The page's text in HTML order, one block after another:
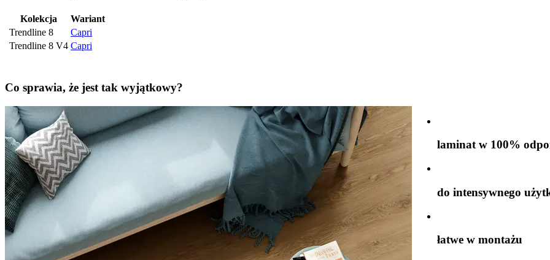
Kolekcja
Wariant
Trendline 8
Capri
Trendline 8 V4 Capri
Co sprawia, że jest tak wyjątkowy?
laminat w 100%
do intensywnego
łatwe w montażu